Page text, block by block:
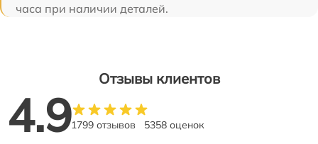
часа при наличии деталей.
Отзывы клиентов
4.91799 отзывов 5358 оценок